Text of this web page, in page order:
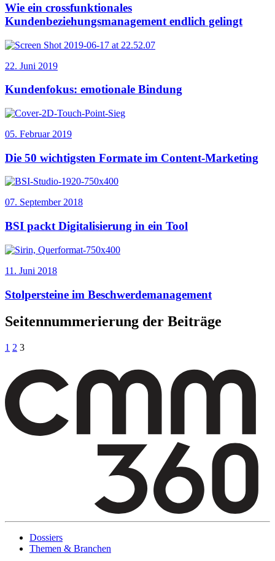
Wie ein crossfunktionales
Kundenbeziehungsmanagement endlich gelingt
22. Juni 2019
Kundenfokus: emotionale Bindung
05. Februar 2019
Die 50 wichtigsten Formate im Content-Marketing
07. September 2018
BSI packt Digitalisierung in ein Tool
11. Juni 2018
Stolpersteine im Beschwerdemanagement
Seitennummerierung der Beiträge
1 2 3
Dossiers
Themen & Branchen